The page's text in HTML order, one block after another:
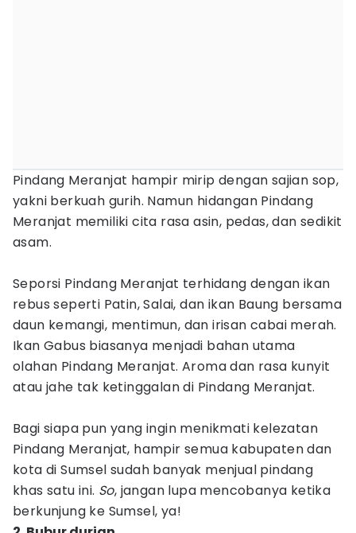
Pindang Meranjat hampir mirip dengan sajian sop,
yakni berkuah gurih. Namun hidangan Pindang
Meranjat memiliki cita rasa asin, pedas, dan sedikit
asam.
Seporsi Pindang Meranjat terhidang dengan ikan
rebus seperti Patin, Salai, dan ikan Baung bersama
daun kemangi, mentimun, dan irisan cabai merah.
Ikan Gabus biasanya menjadi bahan utama
olahan Pindang Meranjat. Aroma dan rasa kunyit
atau jahe tak ketinggalan di Pindang Meranjat.
Bagi siapa pun yang ingin menikmati kelezatan
Pindang Meranjat, hampir semua kabupaten dan
kota di Sumsel sudah banyak menjual pindang
khas satu ini. So, jangan lupa mencobanya ketika
berkunjung ke Sumsel, ya!